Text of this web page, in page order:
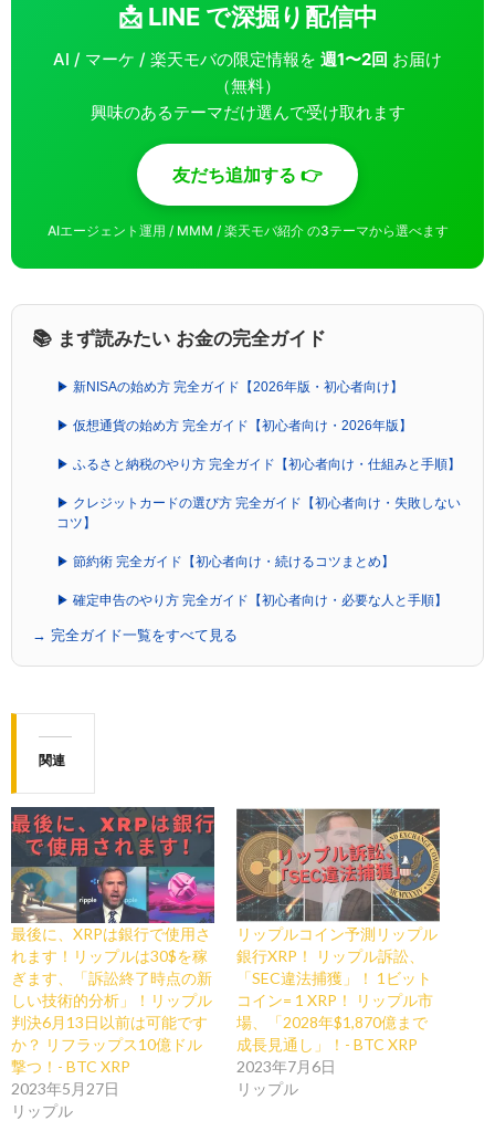
📩 LINE で深掘り配信中
AI / マーケ / 楽天モバの限定情報を 週1〜2回 お届け
（無料）
興味のあるテーマだけ選んで受け取れます
友だち追加する 👉
AIエージェント運用 / MMM / 楽天モバ紹介 の3テーマから選べます
📚 まず読みたい お金の完全ガイド
▶ 新NISAの始め方 完全ガイド【2026年版・初心者向け】
▶ 仮想通貨の始め方 完全ガイド【初心者向け・2026年版】
▶ ふるさと納税のやり方 完全ガイド【初心者向け・仕組みと手順】
▶ クレジットカードの選び方 完全ガイド【初心者向け・失敗しない
コツ】
▶ 節約術 完全ガイド【初心者向け・続けるコツまとめ】
▶ 確定申告のやり方 完全ガイド【初心者向け・必要な人と手順】
→ 完全ガイド一覧をすべて見る
関連
最後に、XRPは銀行で使用さ
れます！リップルは30$を稼
ぎます、「訴訟終了時点の新
しい技術的分析」！リップル
判決6月13日以前は可能です
か？ リフラップス10億ドル
撃つ！- BTC XRP
2023年5月27日
リップル
リップルコイン予測リップル
銀行XRP！ リップル訴訟、
「SEC違法捕獲」！ 1ビット
コイン= 1 XRP！ リップル市
場、「2028年$1,870億まで
成長見通し」！- BTC XRP
2023年7月6日
リップル